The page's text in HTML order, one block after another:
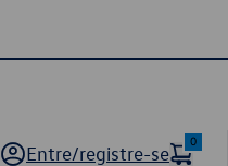
Entre/registre-se
0